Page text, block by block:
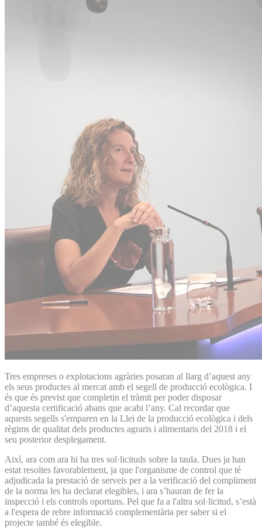
Tres empreses o explotacions agràries posaran al llarg d’aquest any
els seus productes al mercat amb el segell de producció ecològica. I
és que és previst que completin el tràmit per poder disposar
d’aquesta certificació abans que acabi l’any. Cal recordar que
aquests segells s'emparen en la Llei de la producció ecològica i dels
règims de qualitat dels productes agraris i alimentaris del 2018 i el
seu posterior desplegament.
Així, ara com ara hi ha tres sol·licituds sobre la taula. Dues ja han
estat resoltes favorablement, ja que l'organisme de control que té
adjudicada la prestació de serveis per a la verificació del compliment
de la norma les ha declarat elegibles, i ara s’hauran de fer la
inspecció i els controls oportuns. Pel que fa a l'altra sol·licitud, s’està
a l'espera de rebre informació complementària per saber si el
projecte també és elegible.